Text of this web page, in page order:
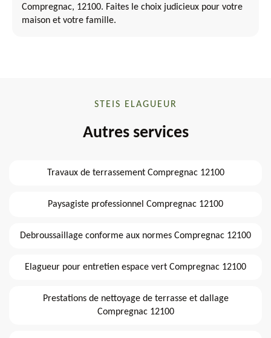
Compregnac, 12100. Faites le choix judicieux pour votre
maison et votre famille.
STEIS ELAGUEUR
Autres services
Travaux de terrassement Compregnac 12100
Paysagiste professionnel Compregnac 12100
Debroussaillage conforme aux normes Compregnac 12100
Elagueur pour entretien espace vert Compregnac 12100
Prestations de nettoyage de terrasse et dallage
Compregnac 12100